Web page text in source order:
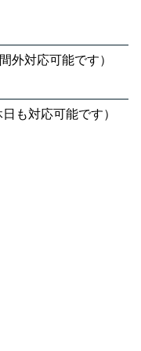
外対応可能です）
も対応可能です）